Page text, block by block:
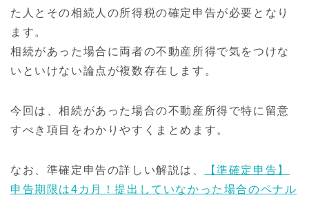
た人とその相続人の所得税の確定申告が必要となり
ます。
相続があった場合に両者の不動産所得で気をつけな
いといけない論点が複数存在します。
今回は、相続があった場合の不動産所得で特に留意
すべき項目をわかりやすくまとめます。
なお、準確定申告の詳しい解説は、
【準確定申告】
申告期限は4カ月！提出していなかった場合のペナル